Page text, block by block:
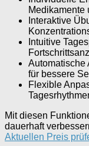
Medikamente
Interaktive
Intuitive
Automatische
für bessere
Flexible
Mit diesen
dauerhaft
Aktuellen Preis